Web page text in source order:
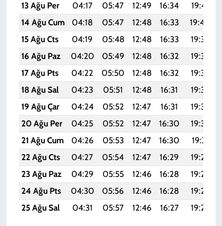
13 Ağu Per
04:17 05:47 12:49 16:34 19:41
14 Ağu Cum
04:18 05:47 12:48 16:33 19:40
15 Ağu Cts
04:19 05:48 12:48 16:33 19:38
16 Ağu Paz
04:20 05:49 12:48 16:32 19:37
17 Ağu Pts
04:22 05:50 12:48 16:32 19:36
18 Ağu Sal
04:23 05:51 12:48 16:31 19:35
19 Ağu Çar
04:24 05:52 12:47 16:31 19:33
20 Ağu Per
04:25 05:52 12:47 16:30 19:32
21 Ağu Cum
04:26 05:53 12:47 16:30 19:31
22 Ağu Cts
04:27 05:54 12:47 16:29 19:29
23 Ağu Paz
04:29 05:55 12:46 16:28 19:28
24 Ağu Pts
04:30 05:56 12:46 16:28 19:27
25 Ağu Sal
04:31 05:57 12:46 16:27 19:25